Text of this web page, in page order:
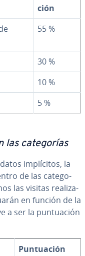
ción
55 %
30 %
10 %
5 %
las ca­te­go­rías
im­plí­ci­tos, la
de las ca­te­go­
las visitas rea­li­za­
en función de la
a ser la pu­n­tua­ción
Pu­n­tua­ción